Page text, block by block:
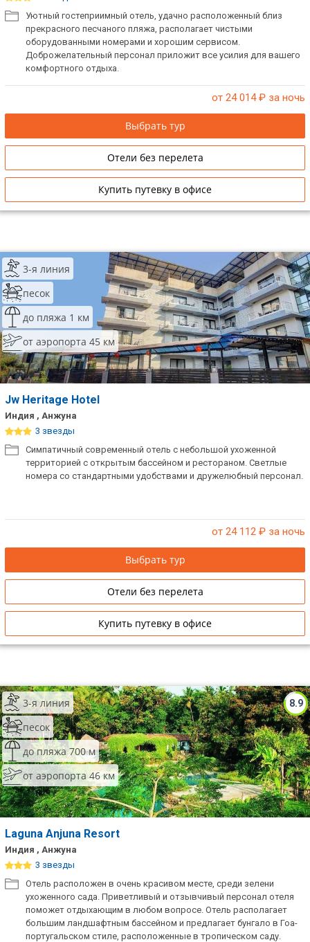
Уютный гостеприимный отель, удачно расположенный близ
прекрасного песчаного пляжа, располагает чистыми
оборудованными номерами и хорошим сервисом.
Доброжелательный персонал приложит все усилия для вашего
комфортного отдыха.
от 24 014₽ за ночь
Выбрать тур
Отели без перелета
Купить путевку в офисе
3-я линия
песок
до пляжа 1 км
от аэропорта 45 км
Jw Heritage Hotel
Индия , Анжуна
3 звезды
Симпатичный современный отель с небольшой ухоженной
территорией с открытым бассейном и рестораном. Светлые
номера со стандартными удобствами и дружелюбный персонал.
от 24 112 ₽ за ночь
Выбрать тур
Отели без перелета
Купить путевку в офисе
8.9
3-я линия
песок
до пляжа 700 м
от аэропорта 46 км
Laguna Anjuna Resort
Индия , Анжуна
3 звезды
Отель расположен в очень красивом месте, среди зелени
ухоженного сада. Приветливый и отзывчивый персонал отеля
поможет отдыхающим в любом вопросе. Отель располагает
большим ландшафтным бассейном и предлагает бунгало в Гоа-
португальском стиле, расположенные в тропическом саду.